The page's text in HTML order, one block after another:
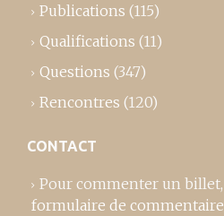
Publications (115)
Qualifications (11)
Questions (347)
Rencontres (120)
CONTACT
Pour commenter un billet,
formulaire de commentaire